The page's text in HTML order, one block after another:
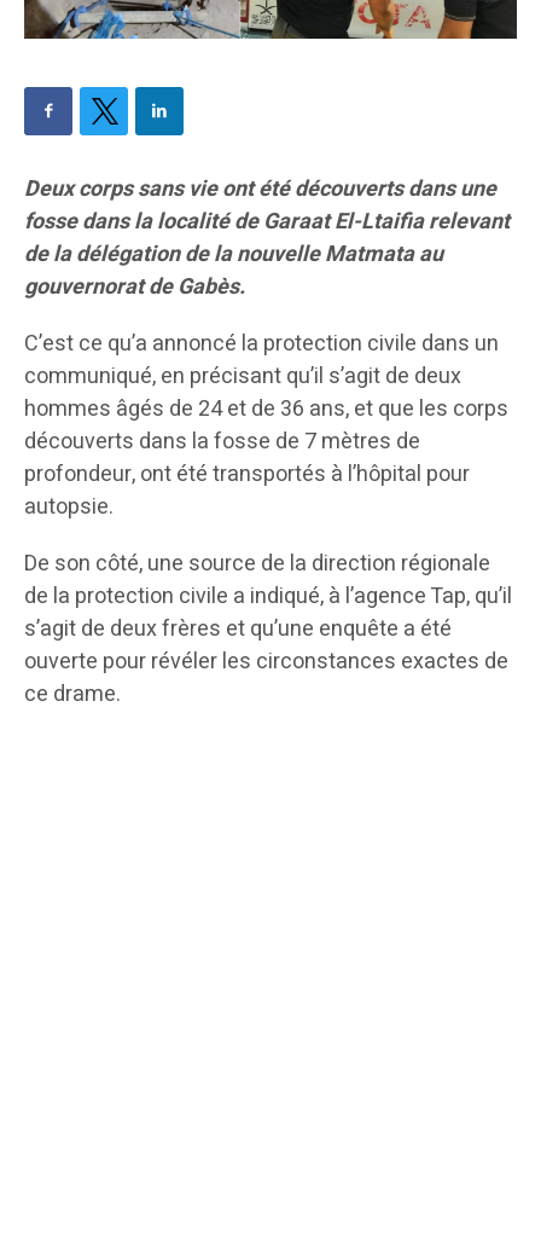
Deux corps sans vie ont été découverts dans une
fosse dans la localité de Garaat El-Ltaifia relevant
de la délégation de la nouvelle Matmata au
gouvernorat de Gabès.
C’est ce qu’a annoncé la protection civile dans un
communiqué, en précisant qu’il s’agit de deux
hommes âgés de 24 et de 36 ans, et que les corps
découverts dans la fosse de 7 mètres de
profondeur, ont été transportés à l’hôpital pour
autopsie.
De son côté, une source de la direction régionale
de la protection civile a indiqué, à l’agence Tap, qu’il
s’agit de deux frères et qu’une enquête a été
ouverte pour révéler les circonstances exactes de
ce drame.